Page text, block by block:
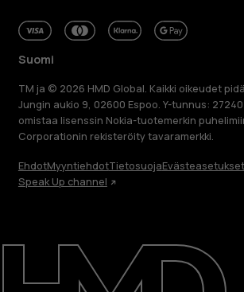
Korjaa, käytä uudelleen, kierrätä
Kestävyys
Suomi
TM ja © 2026 HMD Global. Kaikki oikeudet
Jungin aukio 9, 02600 Espoo. Y-tunnus:
omistaa lisenssin Nokia-tuotemerkin
Corporationin rekisteröity tavaramerkki.
EhdotMyyntiehdotTietosuojaEvästeasetukset
Speak Up channel